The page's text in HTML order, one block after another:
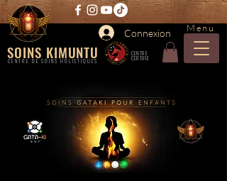
Menu
CENTRE DE SOINS HOLISTIQUES
SOINS KIMUNTU
Connexion
CENTRE
CERTIFIE